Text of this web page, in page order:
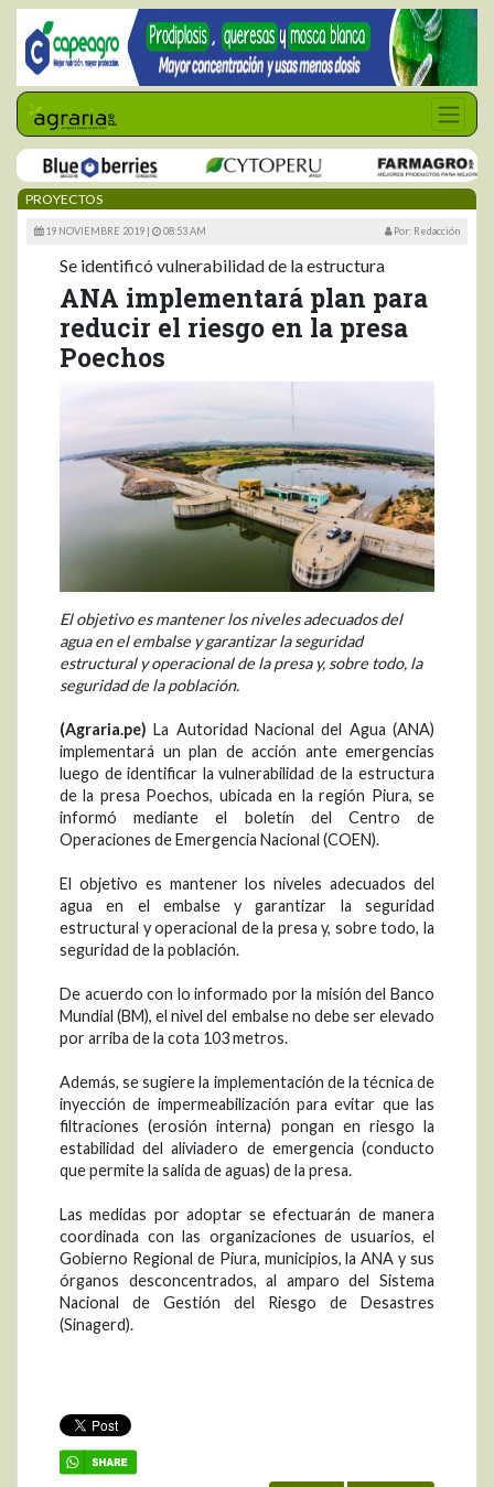
PROYECTOS
19 NOVIEMBRE 2019 | 08:53 AM Por: Redacción
Se identificó vulnerabilidad de la estructura
ANA implementará plan para
reducir el riesgo en la presa
Poechos
El objetivo es mantener los niveles adecuados del
agua en el embalse y garantizar la seguridad
estructural y operacional de la presa y, sobre todo, la
seguridad de la población.
(Agraria.pe) La Autoridad Nacional del Agua (ANA)
implementará un plan de acción ante emergencias
luego de identificar la vulnerabilidad de la estructura
de la presa Poechos, ubicada en la región Piura, se
informó mediante el boletín del Centro de
Operaciones de Emergencia Nacional (COEN).
El objetivo es mantener los niveles adecuados del
agua en el embalse y garantizar la seguridad
estructural y operacional de la presa y, sobre todo, la
seguridad de la población.
De acuerdo con lo informado por la misión del Banco
Mundial (BM), el nivel del embalse no debe ser elevado
por arriba de la cota 103 metros.
Además, se sugiere la implementación de la técnica de
inyección de impermeabilización para evitar que las
filtraciones (erosión interna) pongan en riesgo la
estabilidad del aliviadero de emergencia (conducto
que permite la salida de aguas) de la presa.
Las medidas por adoptar se efectuarán de manera
coordinada con las organizaciones de usuarios, el
Gobierno Regional de Piura, municipios, la ANA y sus
órganos desconcentrados, al amparo del Sistema
Nacional de Gestión del Riesgo de Desastres
(Sinagerd).